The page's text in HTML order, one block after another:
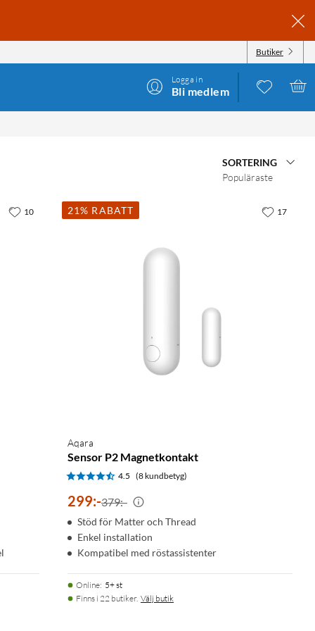
Butiker
Logga in
Bli medlem
SORTERING
Populäraste
10 21% RABATT
Aqara
Sensor P2 Magnetkontakt
4.5 (8 kundbetyg)
299:-379:-
Stöd för Matter och Thread
Enkel installation
Kompatibel med röstassistenter
Online: 5+ st
Finns i 22 butiker. Välj butik
17